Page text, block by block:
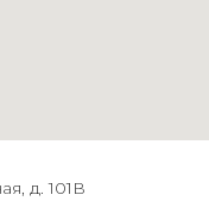
д. 101В